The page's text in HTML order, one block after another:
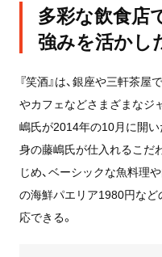
多彩な飲食店
強みを活かし
『笑酒』は、銀座や三軒茶
やカフェなどさまざまなジ
嶋氏が2014年の10月に開い
身の藤嶋氏が仕入れるこだ
じめ、ベーシックな魚料理
の海鮮パエリア1980円など
応できる。